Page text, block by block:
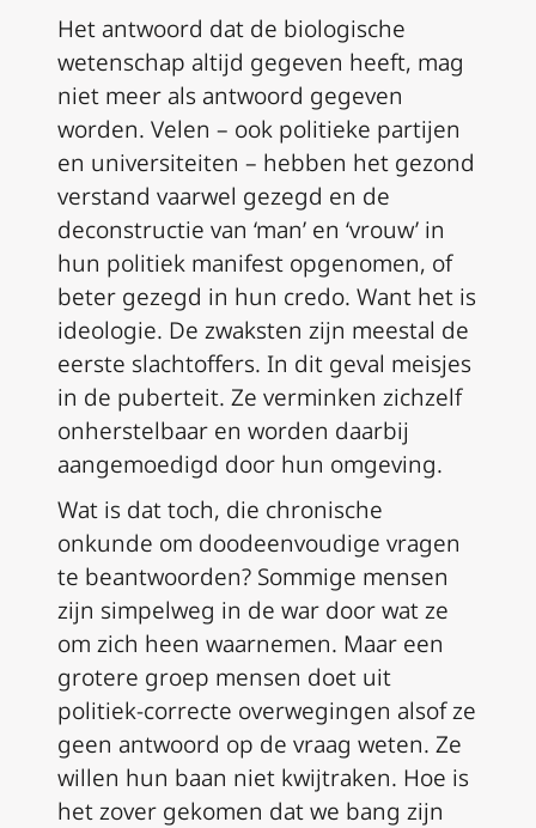
Het antwoord dat de biologische
wetenschap altijd gegeven heeft, mag
niet meer als antwoord gegeven
worden. Velen – ook politieke partijen
en universiteiten – hebben het gezond
verstand vaarwel gezegd en de
deconstructie van ‘man’ en ‘vrouw’ in
hun politiek manifest opgenomen, of
beter gezegd in hun credo. Want het is
ideologie. De zwaksten zijn meestal de
eerste slachtoffers. In dit geval meisjes
in de puberteit. Ze verminken zichzelf
onherstelbaar en worden daarbij
aangemoedigd door hun omgeving.
Wat is dat toch, die chronische
onkunde om doodeenvoudige vragen
te beantwoorden? Sommige mensen
zijn simpelweg in de war door wat ze
om zich heen waarnemen. Maar een
grotere groep mensen doet uit
politiek-correcte overwegingen alsof ze
geen antwoord op de vraag weten. Ze
willen hun baan niet kwijtraken. Hoe is
het zover gekomen dat we bang zijn